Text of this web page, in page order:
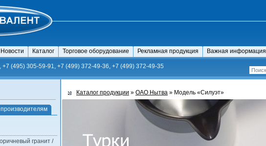
Новости Каталог Торговое оборудование Рекламная продукция Важная информация
(495) 305-59-91, +7 (499) 372-49-36, +7 (499) 372-49-35
гранит /
Каталог продукции » ОАО Нытва » Модель «Силуэт»